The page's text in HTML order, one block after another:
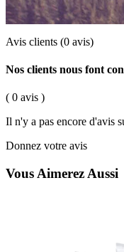
Avis clients (0 avis)
Nos clients nous font
( 0 avis )
Il n'y a pas encore d'avis
Donnez votre avis
Vous Aimerez Aussi